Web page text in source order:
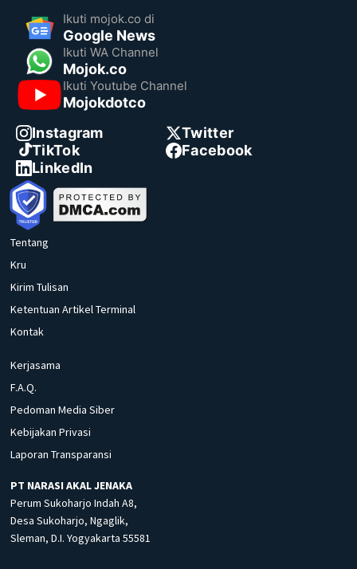
Ikuti mojok.co di
Google News
Ikuti WA Channel
Mojok.co
Ikuti Youtube Channel
Mojokdotco
Instagram
Twitter
TikTok
Facebook
LinkedIn
Tentang
Kru
Kirim Tulisan
Ketentuan Artikel Terminal
Kontak
Kerjasama
F.A.Q.
Pedoman Media Siber
Kebijakan Privasi
Laporan Transparansi
PT NARASI AKAL JENAKA
Perum Sukoharjo Indah A8,
Desa Sukoharjo, Ngaglik,
Sleman, D.I. Yogyakarta 55581